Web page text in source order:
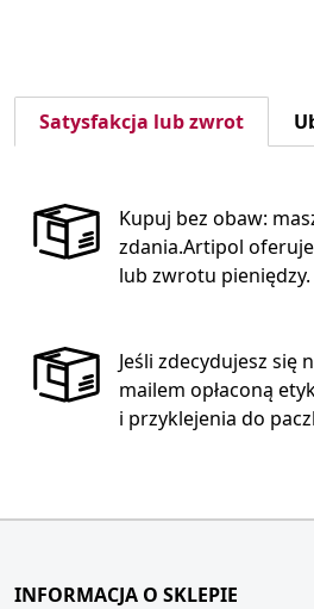
Satysfakcja lub zwrot
Kupuj bez obaw:
zdania.Artipol
lub zwrotu pieniędzy.
Jeśli zdecydujesz się
mailem opłaconą
i przyklejenia do
INFORMACJA O SKLEPIE